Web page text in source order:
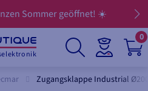
Sommer geöffnet! ☀️
0
Zugangsklappe Industrial